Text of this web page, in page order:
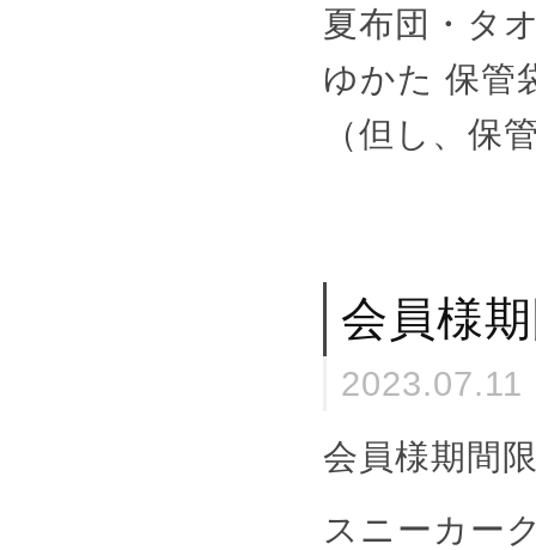
夏布団・タ
ゆかた 保管
（但し、保
会員様
会員様期間
スニーカー